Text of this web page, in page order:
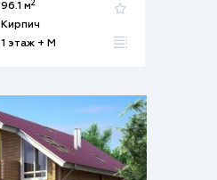
96.1 м2
Кирпич
1 этаж + М